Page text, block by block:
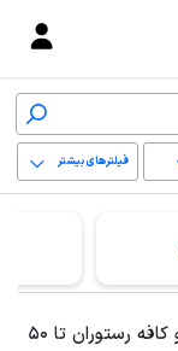
فیلترهای بیشتر
پاک کردن محدوده رهن و اجاره مغازه، واحد تجاری، سوپرمارکت و کافه رستوران تا 50